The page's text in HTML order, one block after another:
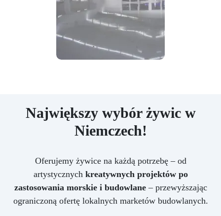
Największy wybór żywic w
Niemczech!
Oferujemy żywice na każdą potrzebę – od
artystycznych kreatywnych projektów po
zastosowania morskie i budowlane– przewyższając
ograniczoną ofertę lokalnych marketów budowlanych.